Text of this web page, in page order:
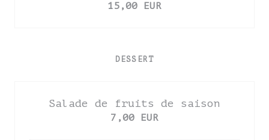
15,00 EUR
DESSERT
Salade de fruits de saison
7,00 EUR